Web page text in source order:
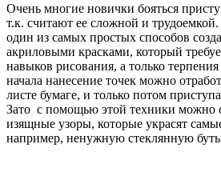
Очень многие новички бояться
т.к. считают ее сложной и
один из самых простых способов
акриловыми красками, который
навыков рисования, а только
начала нанесение точек можно
листе бумаге, и только потом
Зато с помощью этой техники можно
изящные узоры, которые украсят
например, ненужную стеклянную